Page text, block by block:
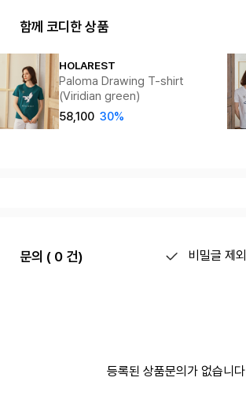
함께 코디한 상품
HOLAREST
Paloma Drawing T-shirt
(Viridian green)
58,100 30%
문의 ( 0 건) 비밀글 제외
등록된 상품문의가 없습니다